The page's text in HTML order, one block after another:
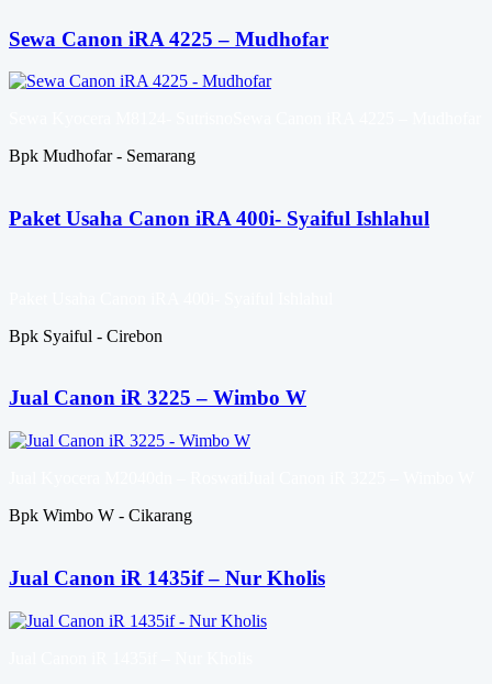
Sewa Canon iRA 4225 – Mudhofar
Bpk Mudhofar - Semarang
Paket Usaha Canon iRA 400i- Syaiful Ishlahul
Bpk Syaiful - Cirebon
Jual Canon iR 3225 – Wimbo W
Bpk Wimbo W - Cikarang
Jual Canon iR 1435if – Nur Kholis